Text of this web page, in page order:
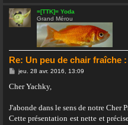
=[TTK]= Yoda
Grand Mérou
Re: Un peu de chair fraîche
M
s
g
jeu. 28 avr. 2016, 13:09
Cher Yachky,
J'abonde dans le sens de notre Cher
Cette présentation est nette et